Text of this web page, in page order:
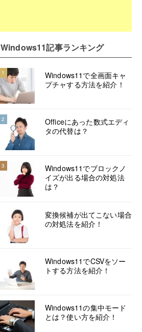
Windows11記事ランキング
1
Windows11で全画面キャ
プチャする方法を紹介！
2
Officeにあった数式エディ
タの代替は？
3
Windows11でブロックノ
イズが出る場合の対処法
は？
変換候補が出てこない場合
の対処法を紹介！
Windows11でCSVをソー
トする方法を紹介！
Windows11の集中モード
とは？使い方を紹介！